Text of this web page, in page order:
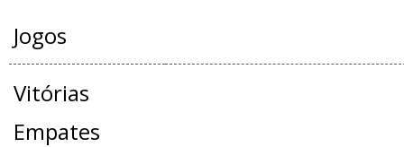
Jogos
Vitórias
Empates